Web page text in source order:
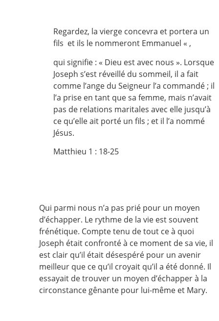
Regardez, la vierge concevra et portera un
fils et ils le nommeront Emmanuel « ,
qui signifie : « Dieu est avec nous ». Lorsque
Joseph s’est réveillé du sommeil, il a fait
comme l’ange du Seigneur l’a commandé ; il
l’a prise en tant que sa femme, mais n’avait
pas de relations maritales avec elle jusqu’à
ce qu’elle ait porté un fils ; et il l’a nommé
Jésus.
Matthieu 1 : 18-25
Qui parmi nous n’a pas prié pour un moyen
d’échapper. Le rythme de la vie est souvent
frénétique. Compte tenu de tout ce à quoi
Joseph était confronté à ce moment de sa vie, il
est clair qu’il était désespéré pour un avenir
meilleur que ce qu’il croyait qu’il a été donné. Il
essayait de trouver un moyen d’échapper à la
circonstance gênante pour lui-même et Mary.